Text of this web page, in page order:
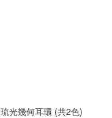
琉光幾何耳環 (共2色)